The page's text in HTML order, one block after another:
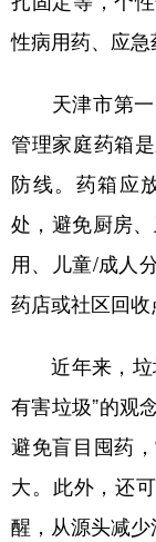
性病用药、应急
天津市第一
管理家庭药箱
防线。药箱应
处，避免厨房
用、儿童/成人
药店或社区回收
近年来，垃
有害垃圾”的观
避免盲目囤药
大。此外，还
醒，从源头减少